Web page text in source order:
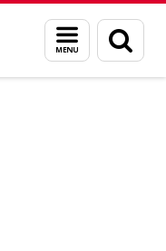
Menu
en
zoeken